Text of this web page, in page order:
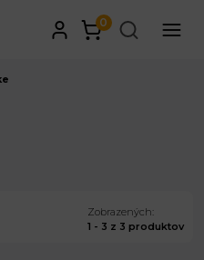
0
Zobrazených:
1 - 3 z 3 produktov